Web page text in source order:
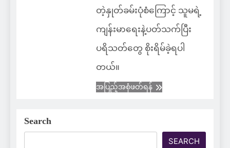
တဲ့နှုတ်ခမ်းပုံစံကြောင့် သူမရဲ့
ကျန်းမာရေးနဲ့ပတ်သက်ပြီး
ပရိသတ်တွေ စိုးရိမ်ခဲ့ရပါ
တယ်။
အပြည့်အစုံဖတ်ရန်
Search
SEARCH